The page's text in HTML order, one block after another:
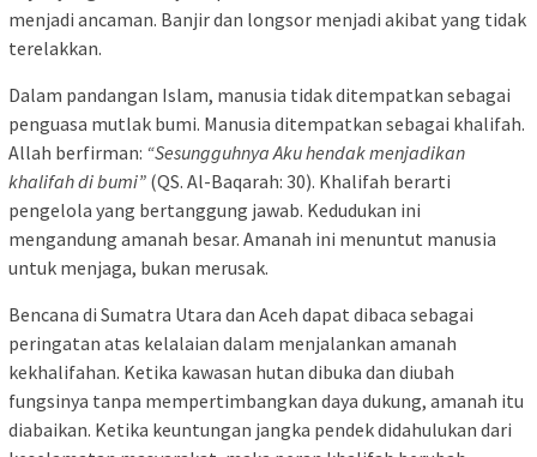
menjadi ancaman. Banjir dan longsor menjadi akibat yang tidak
terelakkan.
Dalam pandangan Islam, manusia tidak ditempatkan sebagai
penguasa mutlak bumi. Manusia ditempatkan sebagai khalifah.
Allah berfirman: “Sesungguhnya Aku hendak menjadikan
khalifah di bumi” (QS. Al-Baqarah: 30). Khalifah berarti
pengelola yang bertanggung jawab. Kedudukan ini
mengandung amanah besar. Amanah ini menuntut manusia
untuk menjaga, bukan merusak.
Bencana di Sumatra Utara dan Aceh dapat dibaca sebagai
peringatan atas kelalaian dalam menjalankan amanah
kekhalifahan. Ketika kawasan hutan dibuka dan diubah
fungsinya tanpa mempertimbangkan daya dukung, amanah itu
diabaikan. Ketika keuntungan jangka pendek didahulukan dari